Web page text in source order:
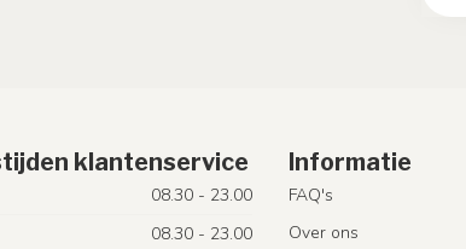
klantenservice
08.30 - 23.00
08.30 - 23.00
Informatie
FAQ's
Over ons